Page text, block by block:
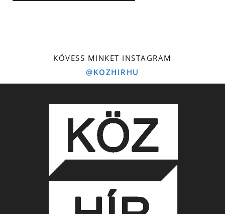
KÖVESS MINKET INSTAGRAM
@KOZHIRHU